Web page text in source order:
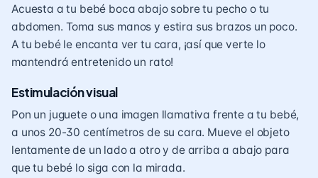
Acuesta a tu bebé boca abajo sobre tu pecho o tu
abdomen. Toma sus manos y estira sus brazos un poco.
A tu bebé le encanta ver tu cara, ¡así que verte lo
mantendrá entretenido un rato!
Estimulación visual
Pon un juguete o una imagen llamativa frente a tu bebé,
a unos 20-30 centímetros de su cara. Mueve el objeto
lentamente de un lado a otro y de arriba a abajo para
que tu bebé lo siga con la mirada.